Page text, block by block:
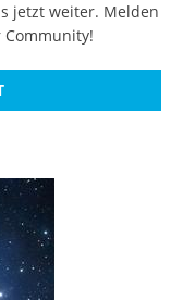
jetzt weiter. Melden